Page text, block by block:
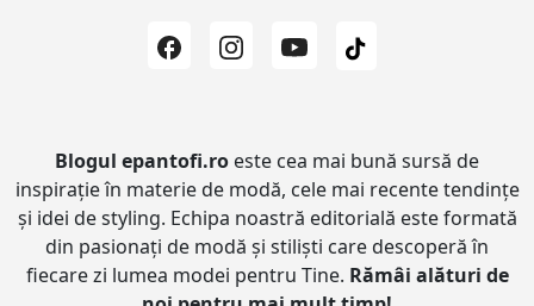
Blogul epantofi.ro este cea mai bună sursă de
inspirație în materie de modă, cele mai recente tendințe
și idei de styling. Echipa noastră editorială este formată
din pasionați de modă și stiliști care descoperă în
fiecare zi lumea modei pentru Tine. Rămâi alături de